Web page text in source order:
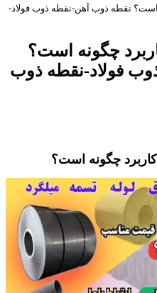
است؟ نقطه ذوب آهن-نقطه ذوب فولاد-
چگونه است؟
فولاد-نقطه ذوب
چگونه است؟